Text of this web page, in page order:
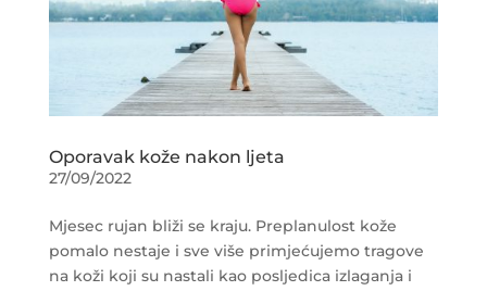
Oporavak kože nakon ljeta
27/09/2022
Mjesec rujan bliži se kraju. Preplanulost kože
pomalo nestaje i sve više primjećujemo tragove
na koži koji su nastali kao posljedica izlaganja i